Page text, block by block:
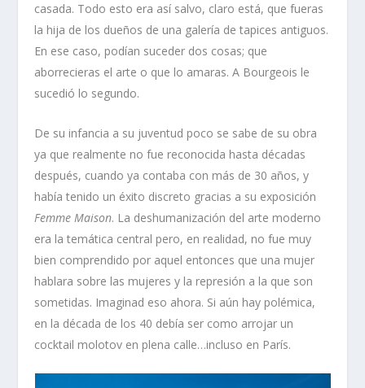
casada. Todo esto era así salvo, claro está, que fueras
la hija de los dueños de una galería de tapices antiguos.
En ese caso, podían suceder dos cosas; que
aborrecieras el arte o que lo amaras. A Bourgeois le
sucedió lo segundo.
De su infancia a su juventud poco se sabe de su obra
ya que realmente no fue reconocida hasta décadas
después, cuando ya contaba con más de 30 años, y
había tenido un éxito discreto gracias a su exposición
Femme Maison. La deshumanización del arte moderno
era la temática central pero, en realidad, no fue muy
bien comprendido por aquel entonces que una mujer
hablara sobre las mujeres y la represión a la que son
sometidas. Imaginad eso ahora. Si aún hay polémica,
en la década de los 40 debía ser como arrojar un
cocktail molotov en plena calle…incluso en París.